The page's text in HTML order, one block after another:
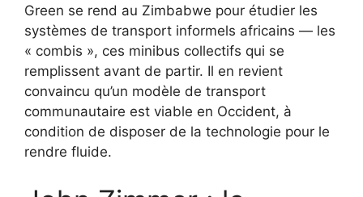
Green se rend au Zimbabwe pour étudier les
systèmes de transport informels africains — les
« combis », ces minibus collectifs qui se
remplissent avant de partir. Il en revient
convaincu qu’un modèle de transport
communautaire est viable en Occident, à
condition de disposer de la technologie pour le
rendre fluide.